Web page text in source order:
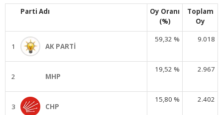
Parti Adı
Oy Oranı
(%)
Toplam
Oy
1 AK PARTİ
59,32 % 9.018
2 MHP
19,52 % 2.967
3 CHP
15,80 % 2.402